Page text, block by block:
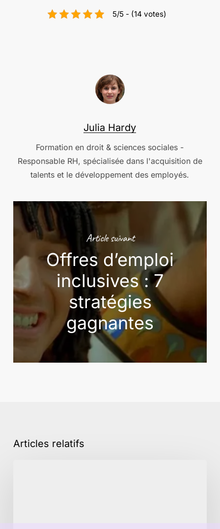
5/5 - (14 votes)
Julia Hardy
Formation en droit & sciences sociales -
Responsable RH, spécialisée dans l'acquisition de
talents et le développement des employés.
Article suivant
Offres d’emploi
inclusives : 7
stratégies
gagnantes
Articles relatifs